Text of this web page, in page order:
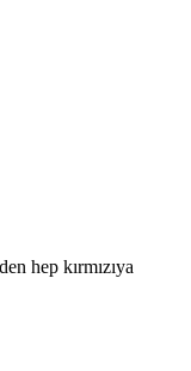
hep kırmızıya